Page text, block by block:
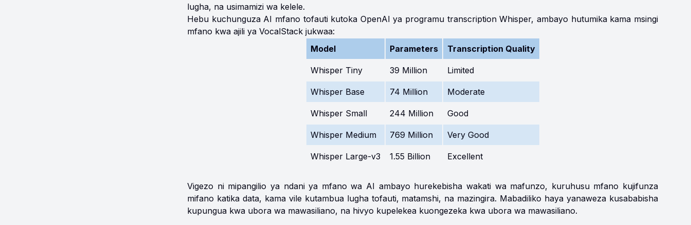
lugha, na usimamizi wa kelele.
Hebu kuchunguza AI mfano tofauti kutoka OpenAI ya programu transcription Whisper, ambayo hutumika kama msingi
mfano kwa ajili ya VocalStack jukwaa:
Model
Parameters Transcription Quality
Whisper Tiny 39 Million Limited
Whisper Base 74 Million Moderate
Whisper Small 244 Million Good
Whisper Medium 769 Million Very Good
Whisper Large-v3 1.55 Billion Excellent
Vigezo ni mipangilio ya ndani ya mfano wa AI ambayo hurekebisha wakati wa mafunzo, kuruhusu mfano kujifunza
mifano katika data, kama vile kutambua lugha tofauti, matamshi, na mazingira. Mabadiliko haya yanaweza kusababisha
kupungua kwa ubora wa mawasiliano, na hivyo kupelekea kuongezeka kwa ubora wa mawasiliano.